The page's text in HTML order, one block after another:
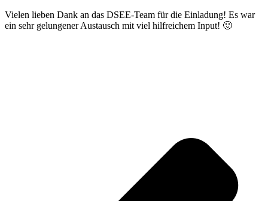
Vielen lieben Dank an das DSEE-Team für die Einladung! Es war
ein sehr gelungener Austausch mit viel hilfreichem Input! 🙂